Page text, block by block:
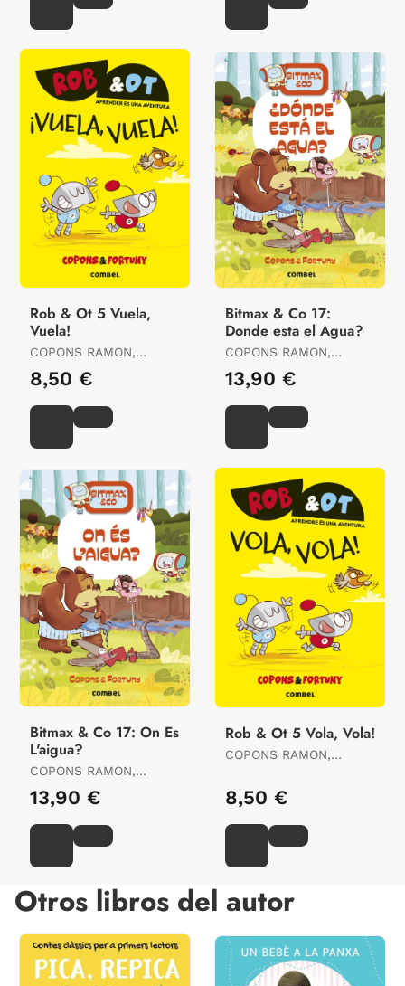
Rob & Ot 5 Vuela,
Vuela!
COPONS RAMON,
8,50 €
Bitmax & Co 17:
Donde esta el Agua?
COPONS RAMON,
13,90 €
Bitmax & Co 17: On Es
L'aigua?
COPONS RAMON,
13,90 €
Rob & Ot 5 Vola, Vola!
COPONS RAMON,
8,50 €
Otros libros del autor